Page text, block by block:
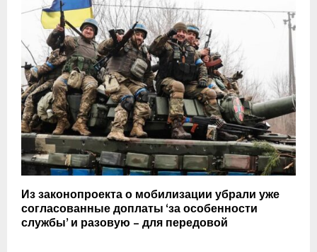
Из законопроекта о мобилизации убрали уже
согласованные доплаты ‘за особенности
службы’ и разовую – для передовой